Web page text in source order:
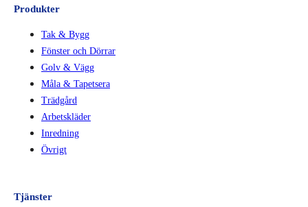
Produkter
Tak & Bygg
Fönster och Dörrar
Golv & Vägg
Måla & Tapetsera
Trädgård
Arbetskläder
Inredning
Övrigt
Tjänster